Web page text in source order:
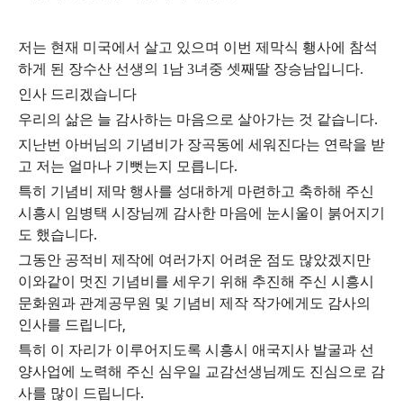
저는 현재 미국에서 살고 있으며 이번 제막식 횅사에 참석
하게 된 장수산 선생의 1 남 3녀중 셋째딸 장승남입니다.
인사 드리겠습니다
우리의 삶은 늘 감사하는 마음으로 살아가는 것 같습니다.
지난번 아버님의 기념비가 장곡동에 세워진다는 연락을 받
고 저는 얼마나 기뻣는지 모릅니다.
특히 기념비 제막 행사를 성대하게 마련하고 축하해 주신
시흥시 임병택 시장님께 감사한 마음에 눈시울이 붉어지기
도 했습니다.
그동안 공적비 제작에 여러가지 어려운 점도 많았겠지만
이와같이 멋진 기념비를 세우기 위해 추진해 주신 시흥시
문화원과 관계공무원 및 기념비 제작 작가에게도 감사의
인사를 드립니다,
특히 이 자리가 이루어지도록 시흥시 애국지사 발굴과 선
양사업에 노력해 주신 심우일 교감선생님께도 진심으로 감
사를 많이 드립니다.